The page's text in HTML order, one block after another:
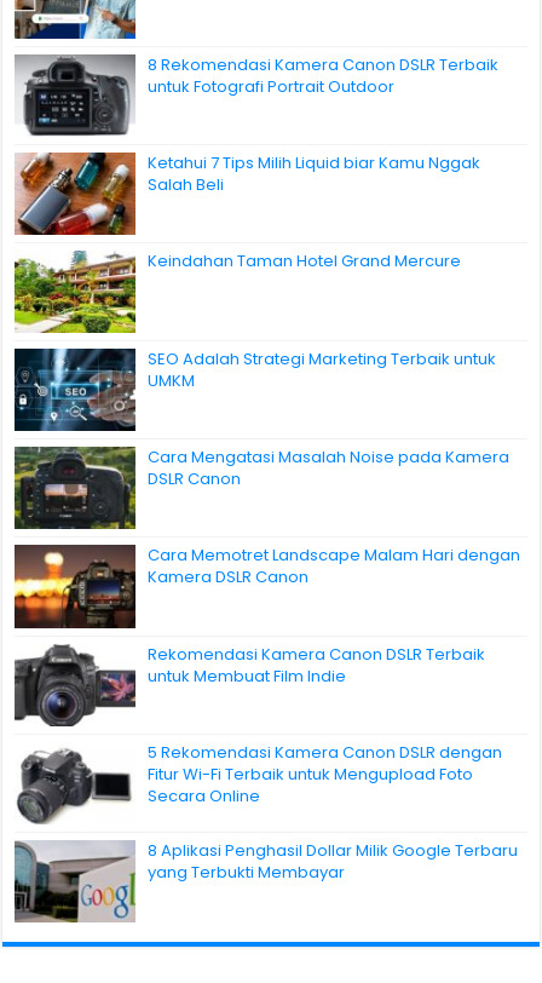
8 Rekomendasi Kamera Canon DSLR Terbaik
untuk Fotografi Portrait Outdoor
Ketahui 7 Tips Milih Liquid biar Kamu Nggak
Salah Beli
Keindahan Taman Hotel Grand Mercure
SEO Adalah Strategi Marketing Terbaik untuk
UMKM
Cara Mengatasi Masalah Noise pada Kamera
DSLR Canon
Cara Memotret Landscape Malam Hari dengan
Kamera DSLR Canon
Rekomendasi Kamera Canon DSLR Terbaik
untuk Membuat Film Indie
5 Rekomendasi Kamera Canon DSLR dengan
Fitur Wi-Fi Terbaik untuk Mengupload Foto
Secara Online
8 Aplikasi Penghasil Dollar Milik Google Terbaru
yang Terbukti Membayar